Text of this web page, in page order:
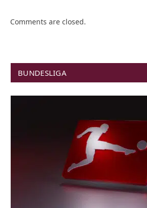
Comments are closed.
BUNDESLIGA